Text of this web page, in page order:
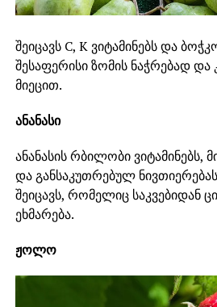
შეიცავს С, К ვიტამინებს და
შესაფერისი ზომის ნაჭრებად და
მიეცით.
ანანასი
ანანასის რბილობი ვიტამინებს,
და განსაკუთრებულ
შეიცავს, რომელიც საკვებიდან
ეხმარება.
ჟოლო